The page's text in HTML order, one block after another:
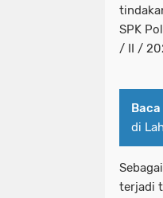
SPK
/ II /
di
terjadi